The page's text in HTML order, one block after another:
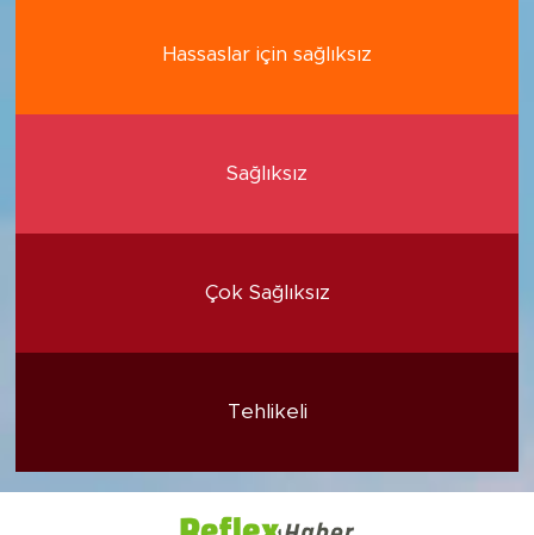
Hassaslar için sağlıksız
Sağlıksız
Çok Sağlıksız
Tehlikeli